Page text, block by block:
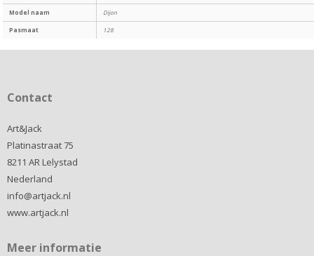
Model naam Dijon
Pasmaat 128
Contact
Art&Jack
Platinastraat 75
8211 AR Lelystad
Nederland
info@artjack.nl
www.artjack.nl
Meer informatie